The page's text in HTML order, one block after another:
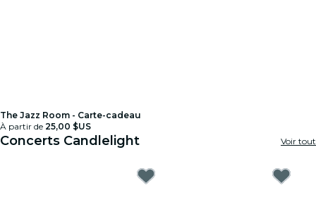
The Jazz Room - Carte-cadeau
À partir de 25,00 $US
Concerts Candlelight Voir tout